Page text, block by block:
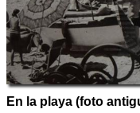
En la playa (foto